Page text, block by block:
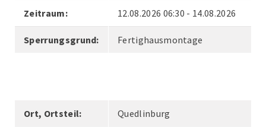
Zeitraum: 12.08.2026 06:30 - 14.08.2026
Sperrungsgrund: Fertighausmontage
Ort, Ortsteil: Quedlinburg